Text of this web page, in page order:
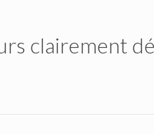
clairement